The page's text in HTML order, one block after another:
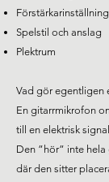
Spelstil och anslag
Plektrum
Vad gör egentligen
En gitarrmikrofon
till en elektrisk
Den ”hör” inte
där den sitter